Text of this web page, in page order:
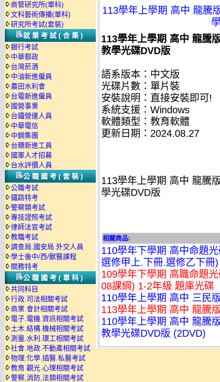
商管研究所(單科)
文科藝術傳播(單科)
研究所考試(套裝)
就業考試(合集)
銀行考試
中華郵政
台灣菸酒
中油新進僱員
農田水利會
台電新進僱員
國營事業
台鐵營運人員
中華電信
中鋼集團
台糖新進工員
國軍人才招募
台水評價人員
公職國考(套裝)
公職考試
鐵路特考
警察類考試
專技證照考試
律師法官考試
教職考試
調查局.國安局.外交人員
學士後中/西/獸醫課程
關務特考
公職國考(單科)
共同科目
行政.司法相關考試
商業.會計相關考試
電子.電機.資訊相關考試
土木.結構.機械相關考試
測量.水利.環工相關考試
社會.地政.不動產相關考試
物理.化學.插醫.私醫考試
教育.觀光.心理相關考試
警察,消防,法類相關考試
113學年上學期 高中 龍騰
113學年上學期 高中 龍騰
教學光碟DVD版
語系版本：中文版
光碟片數：單片裝
安裝說明：直接安裝即可!
系統支援：Windows
軟體類型：教育軟體
更新日期：2024.08.27
113學年上學期 高中 龍騰
學光碟DVD版
相關商品:
110學年下學期 高中命題
選修甲上.下冊.選修乙下
109學年下學期 高職命題
08課綱) 1-2年級 題庫光碟
110學年上學期 高中 三民
113學年上學期 高中 龍騰
110學年上學期 高中 龍騰
教學光碟DVD版 (2DVD)